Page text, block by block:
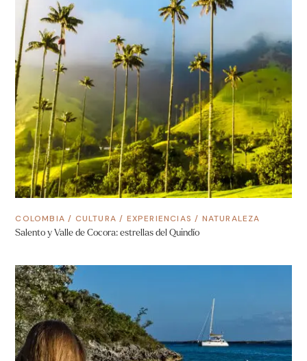
COLOMBIA / CULTURA / EXPERIENCIAS / NATURALEZA
Salento y Valle de Cocora: estrellas del Quindío